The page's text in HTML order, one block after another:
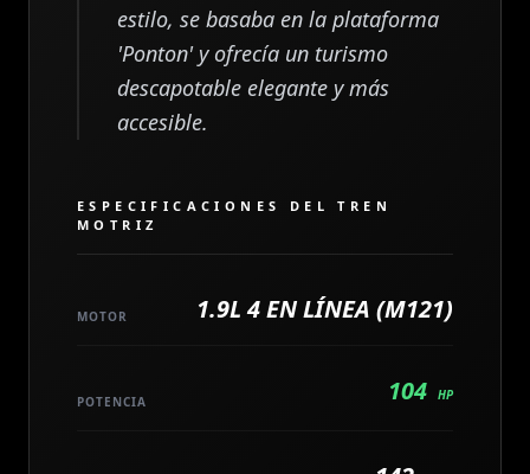
estilo, se basaba en la plataforma
'Ponton' y ofrecía un turismo
descapotable elegante y más
accesible.
ESPECIFICACIONES DEL TREN
MOTRIZ
MOTOR 1.9L 4 EN LÍNEA (M121)
POTENCIA 104 HP